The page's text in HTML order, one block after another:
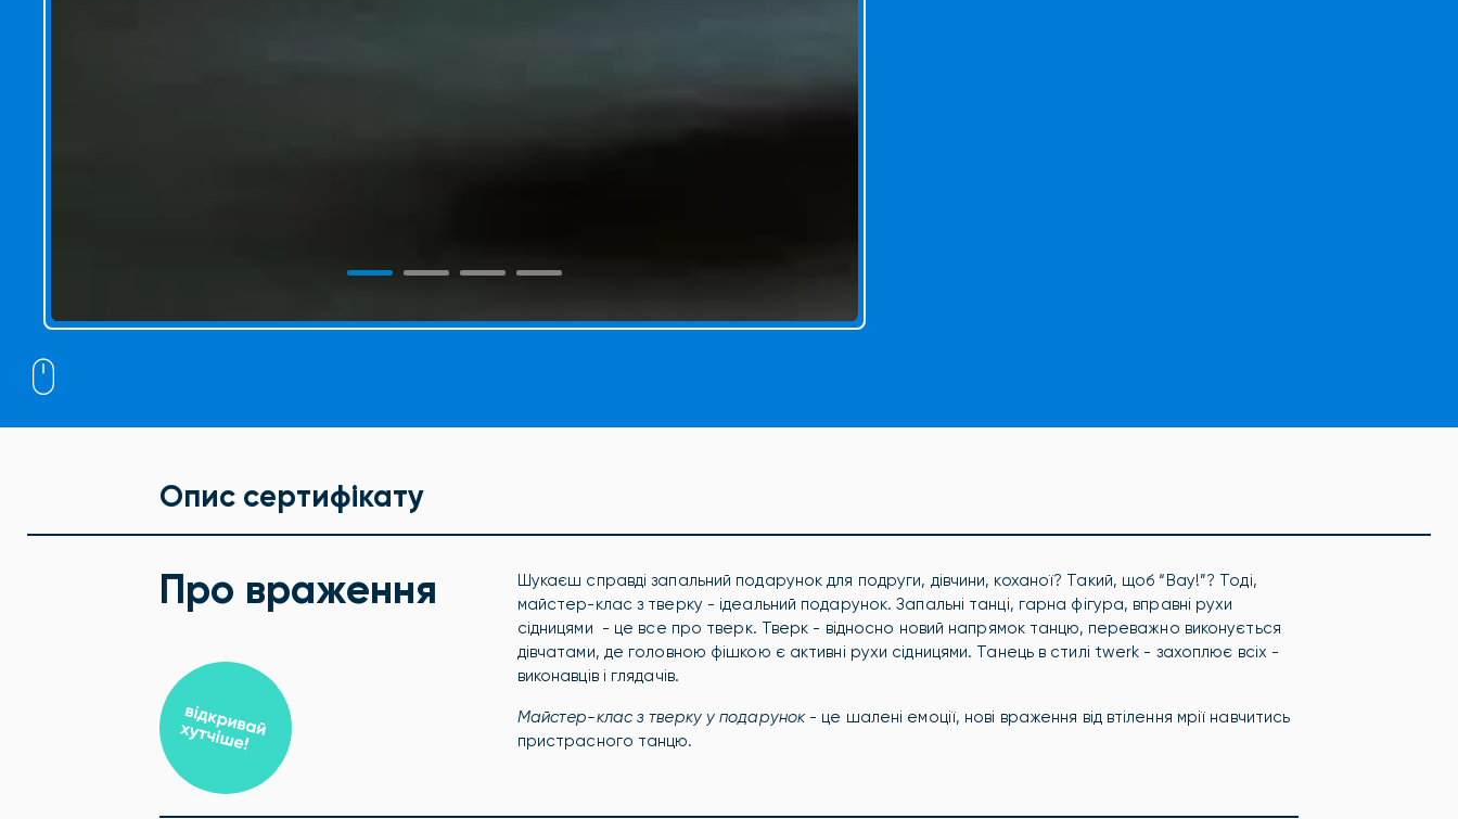
Опис сертифікату
Про враження
Шукаєш справді запальний подарунок для подруги, дівчини, коханої? Такий, щоб “Вау!”? Тоді,
майстер-клас з тверку - ідеальний подарунок. Запальні танці, гарна фігура, вправні рухи
сідницями - це все про тверк. Тверк - відносно новий напрямок танцю, переважно виконується
дівчатами, де головною фішкою є активні рухи сідницями. Танець в стилі twerk - захоплює всіх -
виконавців і глядачів.
Майстер-клас з тверку у подарунок- це шалені емоції, нові враження від втілення мрії навчитись
пристрасного танцю.